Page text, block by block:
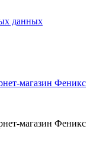
данных
магазин Феникс
магазин Феникс